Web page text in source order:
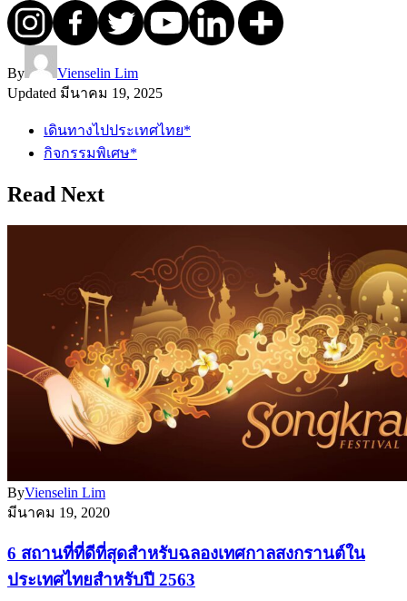
By
Vienselin Lim
Updated มีนาคม 19, 2025
เดินทางไปประเทศไทย*
กิจกรรมพิเศษ*
Read Next
ByVienselin Lim
มีนาคม 19, 2020
6 สถานที่ที่ดีที่สุดสำหรับฉลองเทศกาลสงกรานต์ใน
ประเทศไทยสำหรับปี 2563